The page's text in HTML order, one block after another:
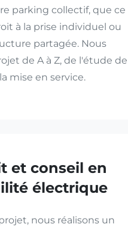
parking collectif, que ce
à la prise individuel ou
partagée. Nous
de A à Z, de l'étude de
mise en service.
et conseil en
électrique
nous réalisons un